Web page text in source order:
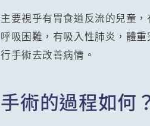
主要視乎有胃食道反流的兒童
呼吸困難，有吸入性肺炎，體
行手術去改善病情。
手術的過程如何